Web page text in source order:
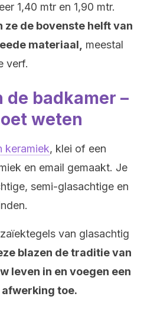
1,40 mtr en 1,90 mtr.
ze de bovenste helft van
materiaal,
meestal
verf.
de badkamer –
weten
keramiek, klei of een
en email gemaakt. Je
semi-glasachtige en
van glasachtig
blazen de traditie van
leven in en voegen een
toe.